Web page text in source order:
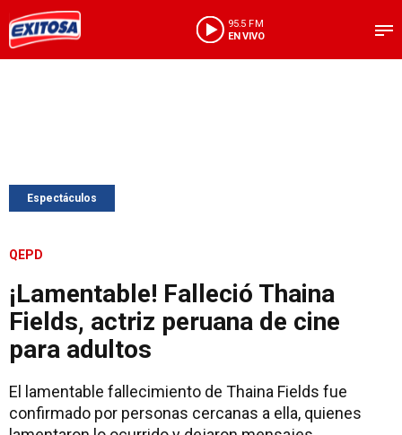
95.5 FM
EN VIVO
Espectáculos
QEPD
¡Lamentable! Falleció Thaina
Fields, actriz peruana de cine
para adultos
El lamentable fallecimiento de Thaina Fields fue
confirmado por personas cercanas a ella, quienes